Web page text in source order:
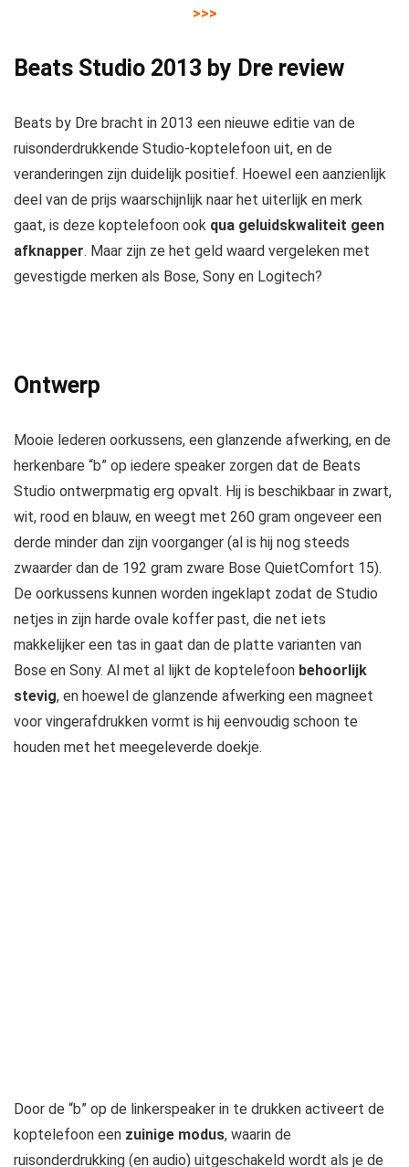
>>>
Beats Studio 2013 by Dre review
Beats by Dre bracht in 2013 een nieuwe editie van de
ruisonderdrukkende Studio-koptelefoon uit, en de
veranderingen zijn duidelijk positief. Hoewel een aanzienlijk
deel van de prijs waarschijnlijk naar het uiterlijk en merk
gaat, is deze koptelefoon ook qua geluidskwaliteit geen
afknapper. Maar zijn ze het geld waard vergeleken met
gevestigde merken als Bose, Sony en Logitech?
Ontwerp
Mooie lederen oorkussens, een glanzende afwerking, en de
herkenbare “b” op iedere speaker zorgen dat de Beats
Studio ontwerpmatig erg opvalt. Hij is beschikbaar in zwart,
wit, rood en blauw, en weegt met 260 gram ongeveer een
derde minder dan zijn voorganger (al is hij nog steeds
zwaarder dan de 192 gram zware Bose QuietComfort 15).
De oorkussens kunnen worden ingeklapt zodat de Studio
netjes in zijn harde ovale koffer past, die net iets
makkelijker een tas in gaat dan de platte varianten van
Bose en Sony. Al met al lijkt de koptelefoon behoorlijk
stevig, en hoewel de glanzende afwerking een magneet
voor vingerafdrukken vormt is hij eenvoudig schoon te
houden met het meegeleverde doekje.
Door de “b” op de linkerspeaker in te drukken activeert de
koptelefoon een zuinige modus, waarin de
ruisonderdrukking (en audio) uitgeschakeld wordt als je de